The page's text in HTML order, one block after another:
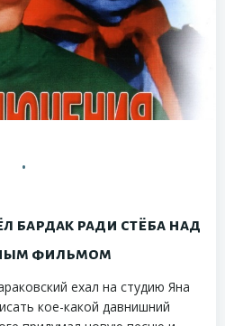
•
бардак ради стёба над
фильмом
ехал на студию Яна
кое-какой давнишний